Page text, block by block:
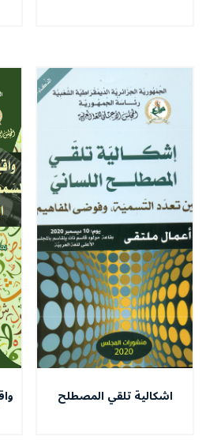
اشكالية تلقي المصطلح